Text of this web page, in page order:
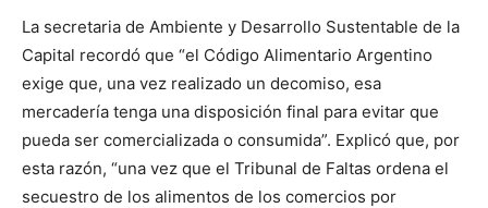
La secretaria de Ambiente y Desarrollo Sustentable de la
Capital recordó que “el Código Alimentario Argentino
exige que, una vez realizado un decomiso, esa
mercadería tenga una disposición final para evitar que
pueda ser comercializada o consumida”. Explicó que, por
esta razón, “una vez que el Tribunal de Faltas ordena el
secuestro de los alimentos de los comercios por